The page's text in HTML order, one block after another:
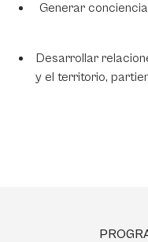
Generar
Desarrollar
y el territorio,